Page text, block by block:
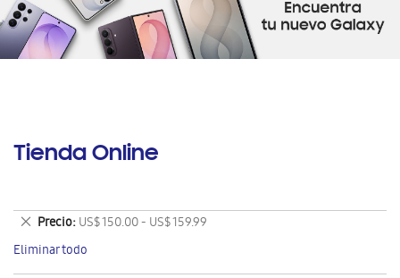
Tienda Online
Precio US$ 150.00 - US$ 159.99
Eliminar
este
artículo
Eliminar todo